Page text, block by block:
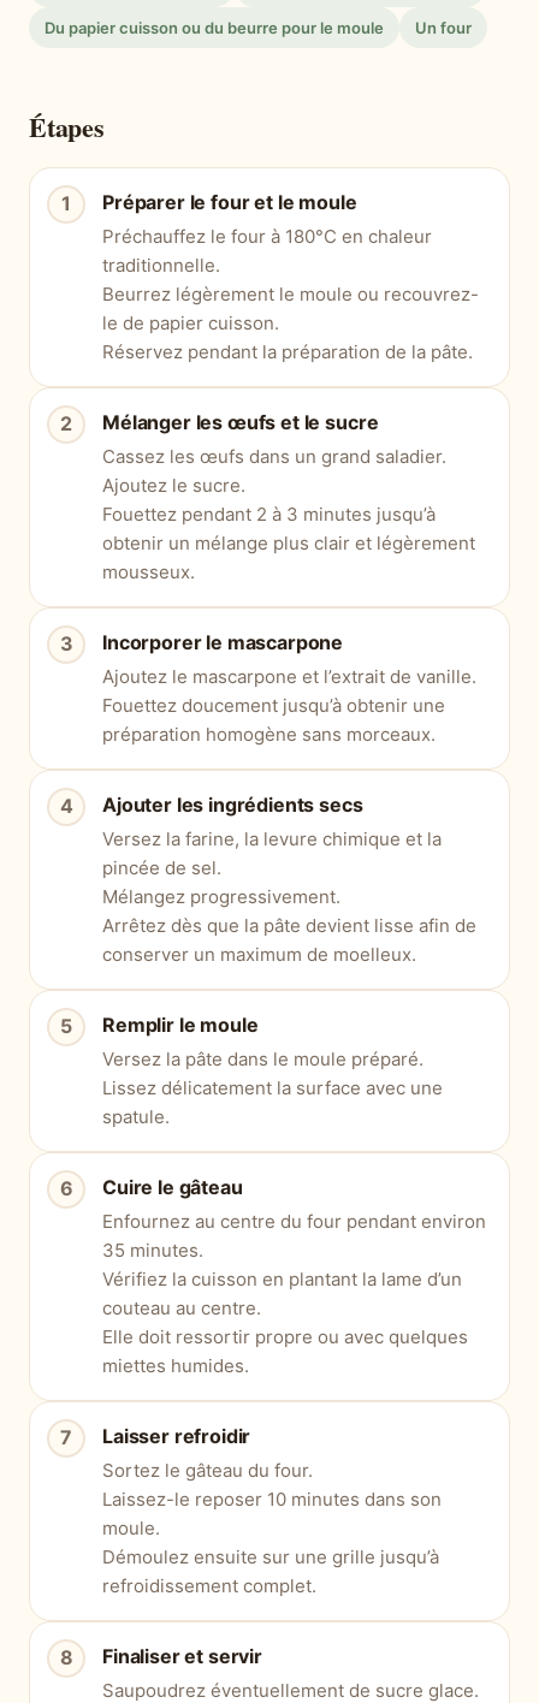
Du papier cuisson ou du beurre pour le moule Un four
Étapes
Préparer le four et le moule
Préchauffez le four à 180°C en chaleur
traditionnelle.
Beurrez légèrement le moule ou recouvrez-
le de papier cuisson.
Réservez pendant la préparation de la pâte.
Mélanger les œufs et le sucre
Cassez les œufs dans un grand saladier.
Ajoutez le sucre.
Fouettez pendant 2 à 3 minutes jusqu’à
obtenir un mélange plus clair et légèrement
mousseux.
Incorporer le mascarpone
Ajoutez le mascarpone et l’extrait de vanille.
Fouettez doucement jusqu’à obtenir une
préparation homogène sans morceaux.
Ajouter les ingrédients secs
Versez la farine, la levure chimique et la
pincée de sel.
Mélangez progressivement.
Arrêtez dès que la pâte devient lisse afin de
conserver un maximum de moelleux.
Remplir le moule
Versez la pâte dans le moule préparé.
Lissez délicatement la surface avec une
spatule.
Cuire le gâteau
Enfournez au centre du four pendant environ
35 minutes.
Vérifiez la cuisson en plantant la lame d’un
couteau au centre.
Elle doit ressortir propre ou avec quelques
miettes humides.
Laisser refroidir
Sortez le gâteau du four.
Laissez-le reposer 10 minutes dans son
moule.
Démoulez ensuite sur une grille jusqu’à
refroidissement complet.
Finaliser et servir
Saupoudrez éventuellement de sucre glace.